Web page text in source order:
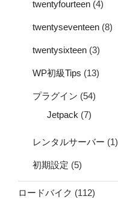
twentyfourteen (4)
twentyseventeen (8)
twentysixteen (3)
WP初級Tips (13)
プラグイン (54)
Jetpack (7)
レンタルサーバー (1)
初期設定 (5)
ロードバイク (112)